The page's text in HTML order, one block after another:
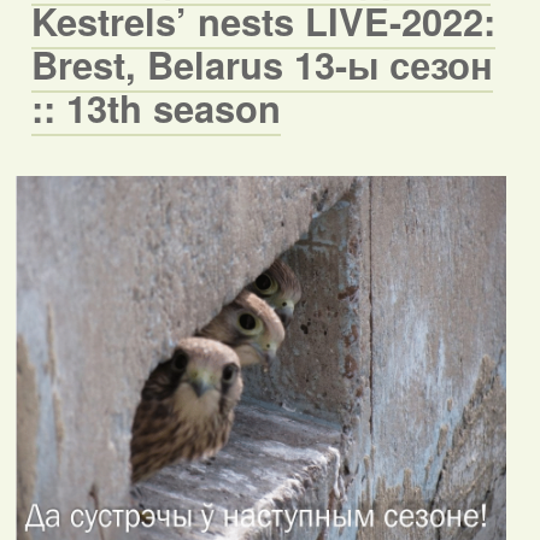
Kestrels’ nests LIVE-2022:
Brest, Belarus 13-ы сезон
:: 13th season